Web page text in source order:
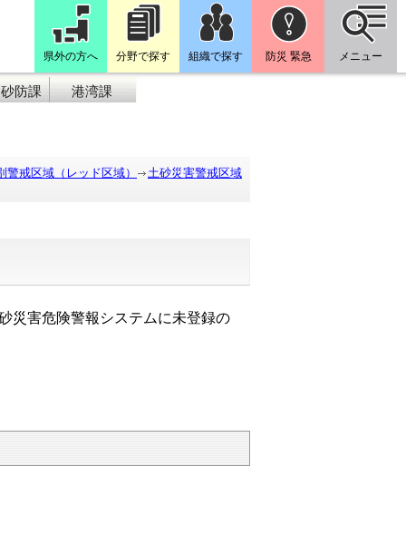
県外の方へ 分野で探す 組織で探す 防災 緊急 メニュー
防課 港湾課
戒区域（レッド区域） 土砂災害警戒区域
災害危険警報システムに未登録の